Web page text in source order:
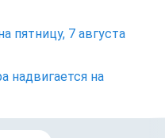
пятницу, 7 августа
надвигается на